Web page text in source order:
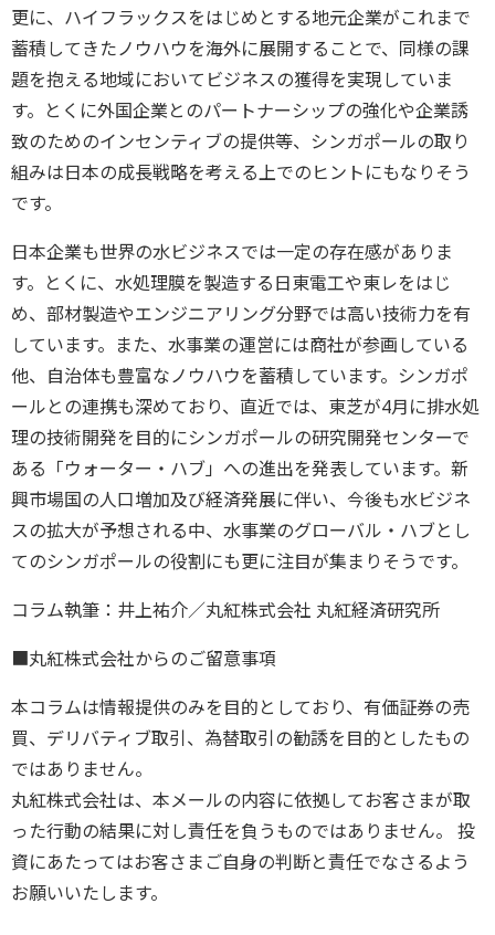
更に、ハイフラックスをはじめとする地元企業がこれまで
蓄積してきたノウハウを海外に展開することで、同様の課
題を抱える地域においてビジネスの獲得を実現していま
す。とくに外国企業とのパートナーシップの強化や企業誘
致のためのインセンティブの提供等、シンガポールの取り
組みは日本の成長戦略を考える上でのヒントにもなりそう
です。
日本企業も世界の水ビジネスでは一定の存在感がありま
す。とくに、水処理膜を製造する日東電工や東レをはじ
め、部材製造やエンジニアリング分野では高い技術力を有
しています。また、水事業の運営には商社が参画している
他、自治体も豊富なノウハウを蓄積しています。シンガポ
ールとの連携も深めており、直近では、東芝が4月に排水処
理の技術開発を目的にシンガポールの研究開発センターで
ある「ウォーター・ハブ」への進出を発表しています。新
興市場国の人口増加及び経済発展に伴い、今後も水ビジネ
スの拡大が予想される中、水事業のグローバル・ハブとし
てのシンガポールの役割にも更に注目が集まりそうです。
コラム執筆：井上祐介／丸紅株式会社 丸紅経済研究所
■丸紅株式会社からのご留意事項
本コラムは情報提供のみを目的としており、有価証券の売
買、デリバティブ取引、為替取引の勧誘を目的としたもの
ではありません。
丸紅株式会社は、本メールの内容に依拠してお客さまが取
った行動の結果に対し責任を負うものではありません。 投
資にあたってはお客さまご自身の判断と責任でなさるよう
お願いいたします。